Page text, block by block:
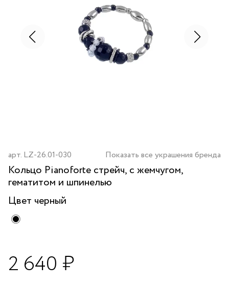
арт. LZ-26.01-030 Показать все украшения бренда
Кольцо Pianoforte стрейч, с жемчугом,
гематитом и шпинелью
Цвет черный
2 640 ₽